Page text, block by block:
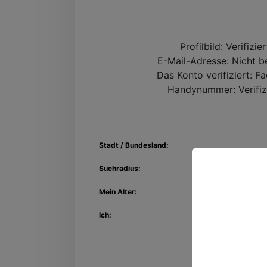
Profilbild:
E-Mail-Adresse: Nicht
Das Konto verifiziert:
Handynummer:
Stadt / Bundesland:
Suchradius:
Mein Alter:
Ich: